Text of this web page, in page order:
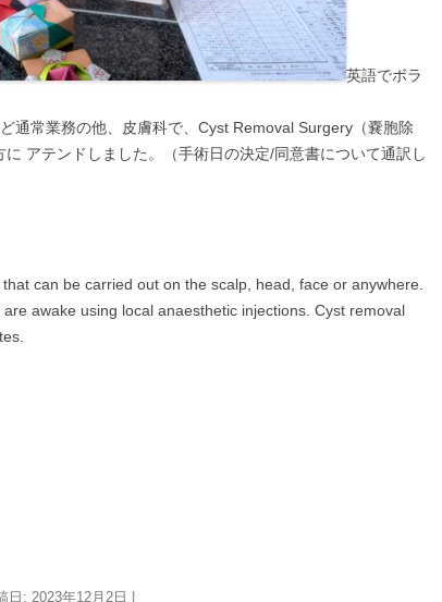
英語でボラ
通常業務の他、皮膚科で、Cyst Removal Surgery（嚢胞除
アテンドしました。（手術日の決定/同意書について通訳し
can be carried out on the scalp, head, face or anywhere.
awake using local anaesthetic injections. Cyst removal
日: 2023年12月2日